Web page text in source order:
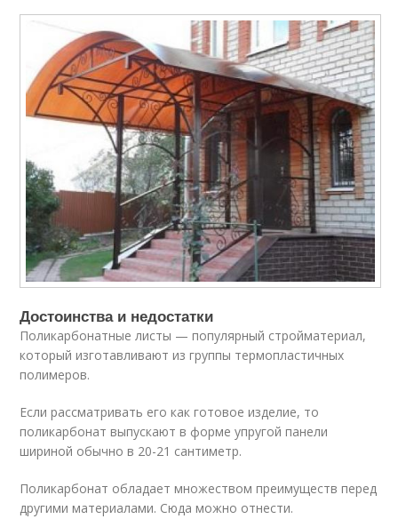
Достоинства и недостатки
Поликарбонатные листы — популярный стройматериал,
который изготавливают из группы термопластичных
полимеров.
Если рассматривать его как готовое изделие, то
поликарбонат выпускают в форме упругой панели
шириной обычно в 20-21 сантиметр.
Поликарбонат обладает множеством преимуществ перед
другими материалами. Сюда можно отнести.